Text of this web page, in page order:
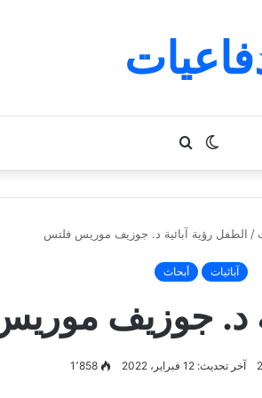
بحث
عن
الوضع
المظلم
/ الطفل رؤية آبائية د. جوزيف موريس فلتس
آبائيات أبحاث
د. جوزيف
آخر تحديث: 12 فبراير، 2022 1٬858